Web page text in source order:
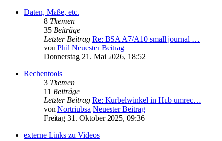
Daten, Maße, etc.
8 Themen
35 Beiträge
Letzter Beitrag Re: BSA A7/A10 small journal …
von Phil Neuester Beitrag
Donnerstag 21. Mai 2026, 18:52
Rechentools
3 Themen
11 Beiträge
Letzter Beitrag Re: Kurbelwinkel in Hub umrec…
von Nortriubsa Neuester Beitrag
Freitag 31. Oktober 2025, 09:36
externe Links zu Videos